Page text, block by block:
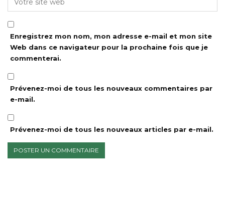
Enregistrez mon nom, mon adresse e-mail et mon site
Web dans ce navigateur pour la prochaine fois que je
commenterai.
Prévenez-moi de tous les nouveaux commentaires par
e-mail.
Prévenez-moi de tous les nouveaux articles par e-mail.